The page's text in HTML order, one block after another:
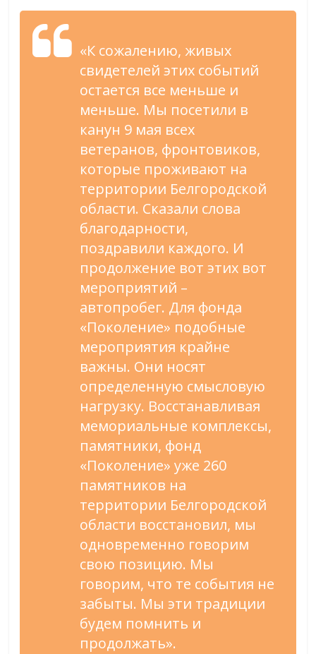
«К сожалению, живых
свидетелей этих событий
остается все меньше и
меньше. Мы посетили в
канун 9 мая всех
ветеранов, фронтовиков,
которые проживают на
территории Белгородской
области. Сказали слова
благодарности,
поздравили каждого. И
продолжение вот этих вот
мероприятий –
автопробег. Для фонда
«Поколение» подобные
мероприятия крайне
важны. Они носят
определенную смысловую
нагрузку. Восстанавливая
мемориальные комплексы,
памятники, фонд
«Поколение» уже 260
памятников на
территории Белгородской
области восстановил, мы
одновременно говорим
свою позицию. Мы
говорим, что те события не
забыты. Мы эти традиции
будем помнить и
продолжать».